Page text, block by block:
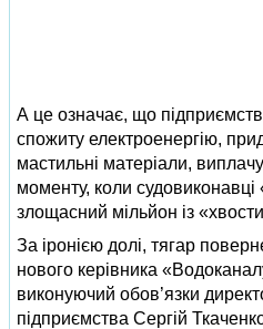
А це означає, що
спожиту електроенергію,
мастильні матеріали,
моменту, коли судовиконавці
злощасний мільйон із
За іронією долі, тягар
нового керівника
виконуючий обов’язки
підприємства Сергій